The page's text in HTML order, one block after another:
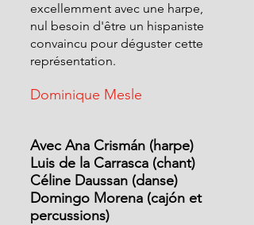
excellemment avec une harpe,
nul besoin d'être un hispaniste
convaincu pour déguster cette
représentation.
Dominique Mesle
Avec Ana Crismán (harpe)
Luis de la Carrasca (chant)
Céline Daussan (danse)
Domingo Morena (cajón et
percussions)